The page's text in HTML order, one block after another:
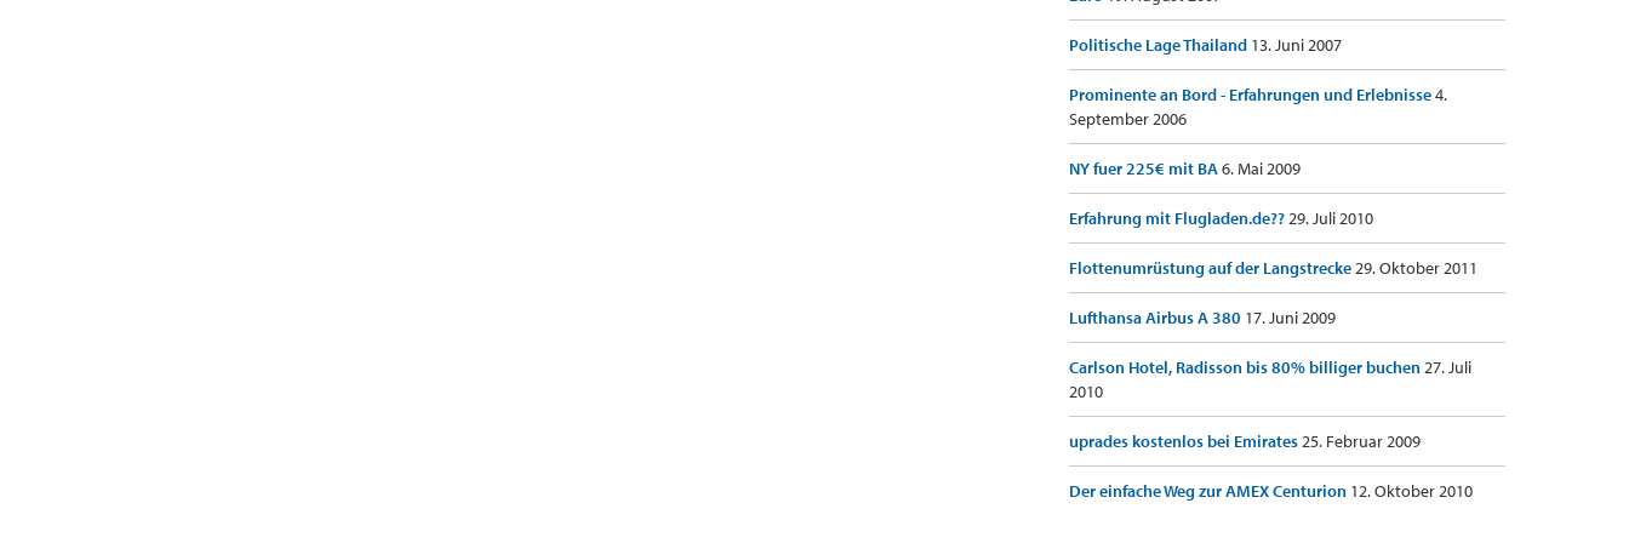
Politische Lage Thailand 13. Juni 2007
Prominente an Bord - Erfahrungen und Erlebnisse4.
September 2006
NY fuer 225€ mit BA6. Mai 2009
Erfahrung mit Flugladen.de??29. Juli 2010
Flottenumrüstung auf der Langstrecke29. Oktober 2011
Lufthansa Airbus A 380 17. Juni 2009
Carlson Hotel, Radisson bis 80% billiger buchen27. Juli
2010
uprades kostenlos bei Emirates25. Februar 2009
Der einfache Weg zur AMEX Centurion 12. Oktober 2010